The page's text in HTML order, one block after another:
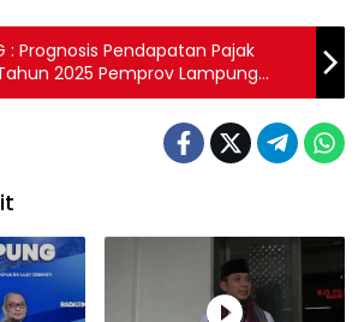
: Prognosis Pendapatan Pajak
2025 Pemprov Lampung
Bisa Tembus 100 %